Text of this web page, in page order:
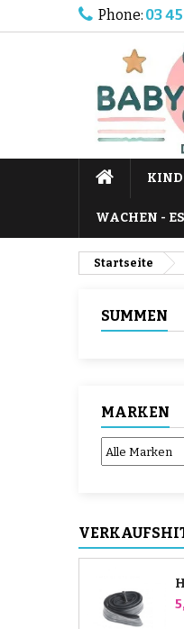
Phone: 03
WACHEN -
Startseite
SUMMEN
MARKEN